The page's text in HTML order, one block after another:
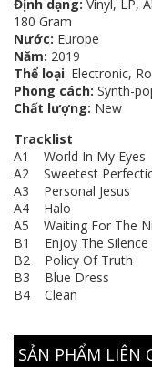
Định dạng: Vinyl, LP,
180 Gram
Nước: Europe
Năm: 2019
Thể loại: Electronic,
Phong cách: Synth-
Chất lượng: New
Tracklist
A1 World In My Eyes
A2 Sweetest
A3 Personal Jesus
A4 Halo
A5 Waiting For The
B1 Enjoy The
B2 Policy Of Truth
B3 Blue Dress
B4 Clean
SẢN PHẨM LIÊN